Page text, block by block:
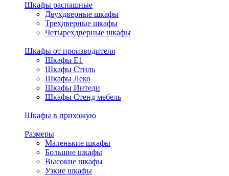
Шкафы распашные
Двухдверные шкафы
Трехдверные шкафы
Четырехдверные шкафы
Шкафы от производителя
Шкафы E1
Шкафы Стиль
Шкафы Леко
Шкафы Интеди
Шкафы Стенд мебель
Шкафы в прихожую
Размеры
Маленькие шкафы
Большие шкафы
Высокие шкафы
Узкие шкафы